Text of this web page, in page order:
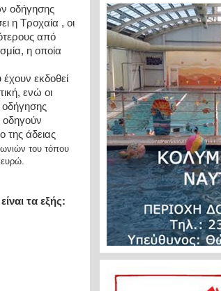
οδήγησης
η Τροχαία , οι
από
η οποία
εκδοθεί
ενώ οι
οδηγούν
της άδειας
του τόπου
τα εξής: